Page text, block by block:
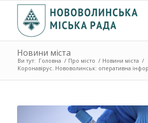
Новини міста
Ви тут: Головна / Про місто / Новини міста /
Коронавірус. Нововолинськ: оперативна